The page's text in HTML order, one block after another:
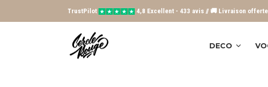
TrustPilot 4,8 Excellent - 433 avis // 🚚 Livraison
DECO